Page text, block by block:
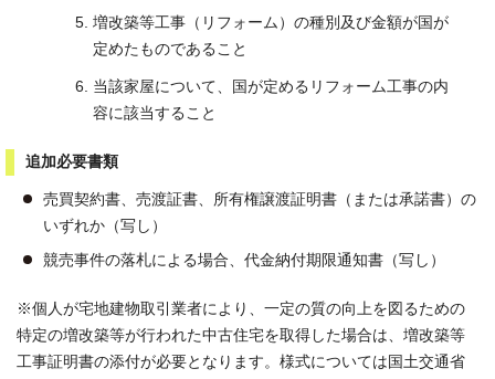
増改築等工事（リフォーム）の種別及び金額が国が
定めたものであること
当該家屋について、国が定めるリフォーム工事の内
容に該当すること
追加必要書類
売買契約書、売渡証書、所有権譲渡証明書（または承諾書）の
いずれか（写し）
競売事件の落札による場合、代金納付期限通知書（写し）
※個人が宅地建物取引業者により、一定の質の向上を図るための
特定の増改築等が行われた中古住宅を取得した場合は、増改築等
工事証明書の添付が必要となります。様式については国土交通省